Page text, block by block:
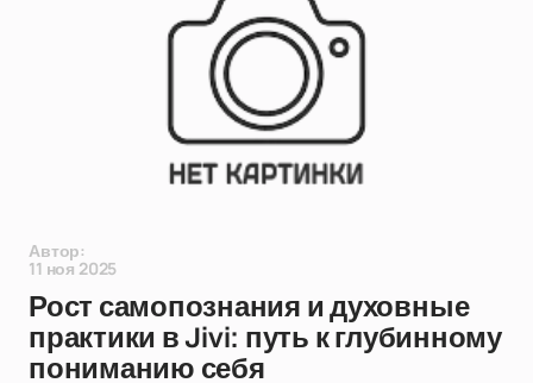
Автор:
11 ноя 2025
Рост самопознания и духовные
практики в Jivi: путь к глубинному
пониманию себя